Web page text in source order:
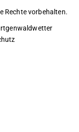
Rechte vorbehalten.